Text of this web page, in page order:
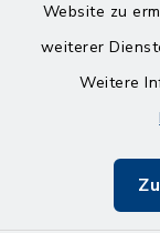
Website zu
weiterer
Weitere